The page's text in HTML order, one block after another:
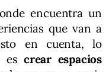
encuentra un
que van a
en cuenta, lo
es crear espacios